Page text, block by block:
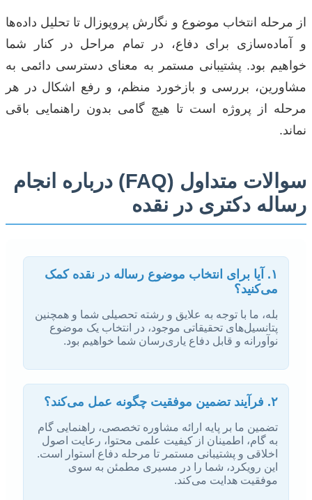
از مرحله انتخاب موضوع و نگارش پروپوزال تا تحلیل داده‌ها
و آماده‌سازی برای دفاع، در تمام مراحل در کنار شما
خواهیم بود. پشتیبانی مستمر به معنای دسترسی دائمی به
مشاورین، بررسی و بازخورد منظم، و رفع اشکال در هر
مرحله از پروژه است تا هیچ گامی بدون راهنمایی باقی
نماند.
سوالات متداول (FAQ) درباره انجام
رساله دکتری در نقده
۱. آیا برای انتخاب موضوع رساله در نقده کمک
می‌کنید؟
بله، ما با توجه به علایق و رشته تحصیلی شما و همچنین
پتانسیل‌های تحقیقاتی موجود، در انتخاب یک موضوع
نوآورانه و قابل دفاع یاری‌رسان شما خواهیم بود.
۲. فرآیند تضمین موفقیت چگونه عمل می‌کند؟
تضمین ما بر پایه ارائه مشاوره تخصصی، راهنمایی گام
به گام، اطمینان از کیفیت علمی محتوا، رعایت اصول
اخلاقی و پشتیبانی مستمر تا مرحله دفاع استوار است.
این رویکرد، شما را در مسیری مطمئن به سوی
موفقیت هدایت می‌کند.